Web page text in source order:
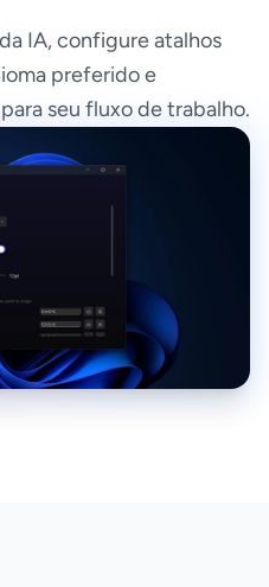
IA, configure atalhos
preferido e
seu fluxo de trabalho.